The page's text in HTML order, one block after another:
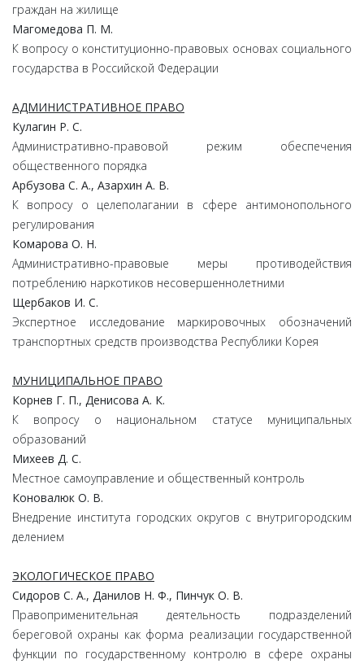
граждан на жилище
Магомедова П. М.
К вопросу о конституционно-правовых основах социального
государства в Российской Федерации
АДМИНИСТРАТИВНОЕ ПРАВО
Кулагин Р. С.
Административно-правовой режим обеспечения
общественного порядка
Арбузова С. А., Азархин А. В.
К вопросу о целеполагании в сфере антимонопольного
регулирования
Комарова О. Н.
Административно-правовые меры противодействия
потреблению наркотиков несовершеннолетними
Щербаков И. С.
Экспертное исследование маркировочных обозначений
транспортных средств производства Республики Корея
МУНИЦИПАЛЬНОЕ ПРАВО
Корнев Г. П., Денисова А. К.
К вопросу о национальном статусе муниципальных
образований
Михеев Д. С.
Местное самоуправление и общественный контроль
Коновалюк О. В.
Внедрение института городских округов с внутригородским
делением
ЭКОЛОГИЧЕСКОЕ ПРАВО
Сидоров С. А., Данилов Н. Ф., Пинчук О. В.
Правоприменительная деятельность подразделений
береговой охраны как форма реализации государственной
функции по государственному контролю в сфере охраны